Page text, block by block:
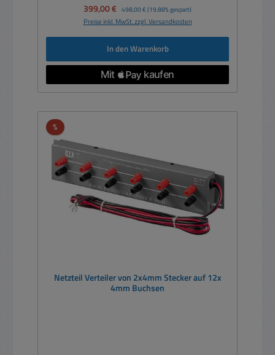
Verkaufspreis:
399,00 € Regulärer Preis:
498,00 € (19.88% gespart)
Preise inkl. MwSt. zzgl. Versandkosten
In den Warenkorb
%Rabatt
Netzteil Verteiler von 2x4mm Stecker auf 12x
4mm Buchsen